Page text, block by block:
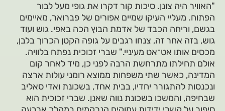
"האוויר היה צונן. סיכות קור דקרו את גופי מעל לבור
הפתוח. מעליי העיקו שמיים אפורים של פברואר, מאיימים
בגשם, וריחה הכבד של אדמת הבוץ הכה באפי. גוש ועוד
גוש, בזה אחר זה, צנחו רגבים על גופה הקטן הכרוך בלבן,
מכסים אותו אט־אט מעיניי." שברי זכוכית נפתח בלוויה.
אולם תחילתו מתרחשת הרבה לפני כן, מיד לאחר קום
המדינה, כאשר שתי משפחות ממוצא רומני עולות ארצה
ונכנסות להתגורר יחדיו, בבית אחד, בשכונת ואדי סאליב
שבחיפה, והמשכו בשכונת נווה שאנן. שברי זכוכית הוא